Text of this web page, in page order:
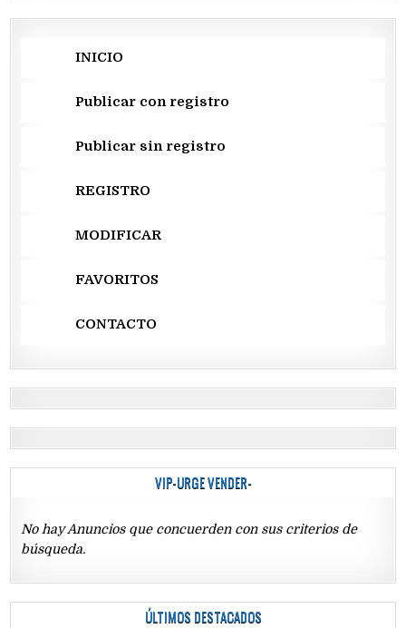
INICIO
Publicar con registro
Publicar sin registro
REGISTRO
MODIFICAR
FAVORITOS
CONTACTO
VIP-URGE VENDER-
No hay Anuncios que concuerden con sus criterios de
búsqueda.
ÚLTIMOS DESTACADOS